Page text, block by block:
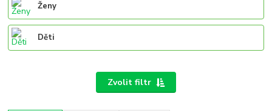
Ženy
Děti
Zvolit filtr